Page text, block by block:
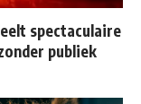
spectaculaire
publiek